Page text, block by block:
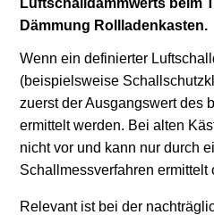
Luftschalldämmwerts beim
Dämmung Rollladenkasten.
Wenn ein definierter
(beispielsweise
zuerst der Ausgangswert des
ermittelt werden. Bei alten
nicht vor und kann nur durch
Schallmessverfahren ermittelt
Relevant ist bei der